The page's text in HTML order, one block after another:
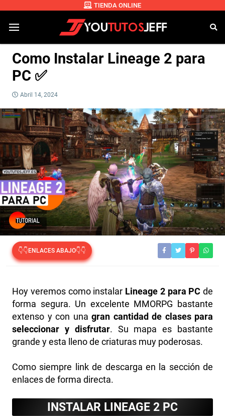
TIENDA ONLINE
Como Instalar Lineage 2 para
PC ✅
Abril 14, 2024
👇👇ENLACES ABAJO👇👇
Hoy veremos como instalar Lineage 2 para PC de
forma segura. Un excelente MMORPG bastante
extenso y con una gran cantidad de clases para
seleccionar y disfrutar. Su mapa es bastante
grande y esta lleno de criaturas muy poderosas.
Como siempre link de descarga en la sección de
enlaces de forma directa.
INSTALAR LINEAGE 2 PC